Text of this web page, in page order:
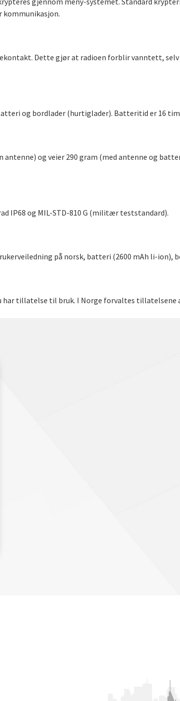
Dette gjør at radioen forblir vanntett,
og bordlader (hurtiglader). Batteritid er 16
antenne) og veier 290 gram (med antenne og
IP68 og MIL-STD-810 G (militær teststandard).
på norsk, batteri (2600 mAh li-
har tillatelse til bruk. I Norge forvaltes tillatelsene